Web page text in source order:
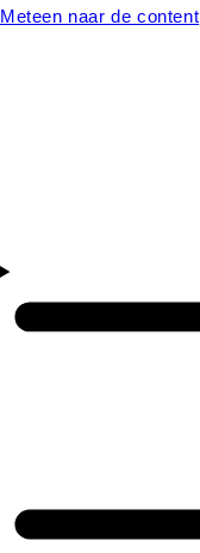
Meteen naar de content